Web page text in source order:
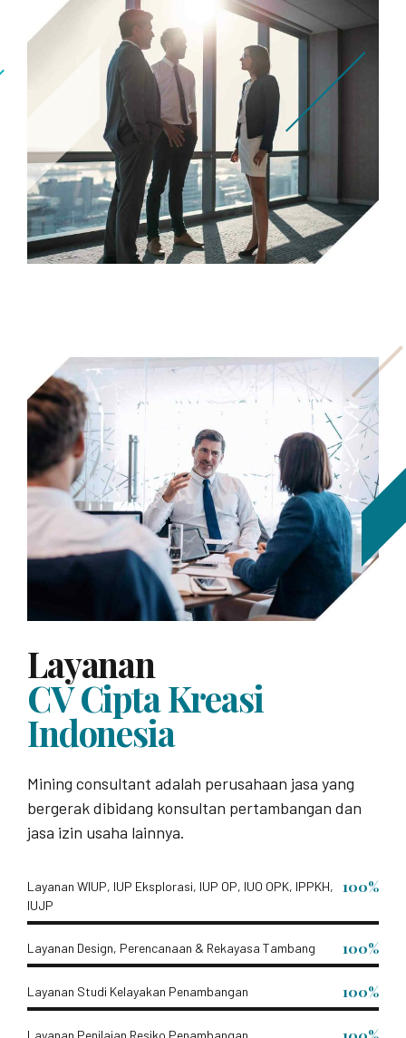
Layanan
CV Cipta Kreasi
Indonesia
Mining consultant adalah perusahaan jasa yang
bergerak dibidang konsultan pertambangan dan
jasa izin usaha lainnya.
Layanan WIUP, IUP Eksplorasi, IUP OP, IUO OPK, IPPKH,
IUJP
100%
Layanan Design, Perencanaan & Rekayasa Tambang 100%
Layanan Studi Kelayakan Penambangan 100%
Layanan Penilaian Resiko Penambangan